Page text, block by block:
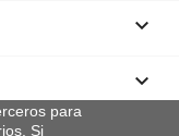


para
Si